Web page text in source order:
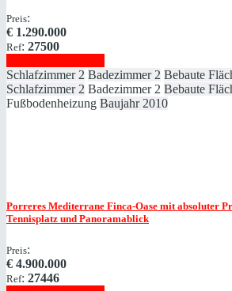
Preis:
€ 1.290.000
Ref: 27500
Schlafzimmer 2 Badezimmer 2 Bebaute
Schlafzimmer 2 Badezimmer 2 Bebaute
Fußbodenheizung Baujahr 2010
Porreres Mediterrane Finca-Oase mit absoluter
Tennisplatz und Panoramablick
Preis:
€ 4.900.000
Ref: 27446